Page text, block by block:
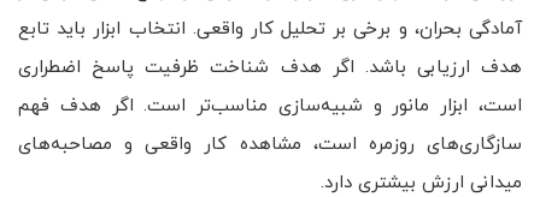
آمادگی بحران، و برخی بر تحلیل کار واقعی. انتخاب ابزار باید تابع
هدف ارزیابی باشد. اگر هدف شناخت ظرفیت پاسخ اضطراری
است، ابزار مانور و شبیه‌سازی مناسب‌تر است. اگر هدف فهم
سازگاری‌های روزمره است، مشاهده کار واقعی و مصاحبه‌های
میدانی ارزش بیشتری دارد.